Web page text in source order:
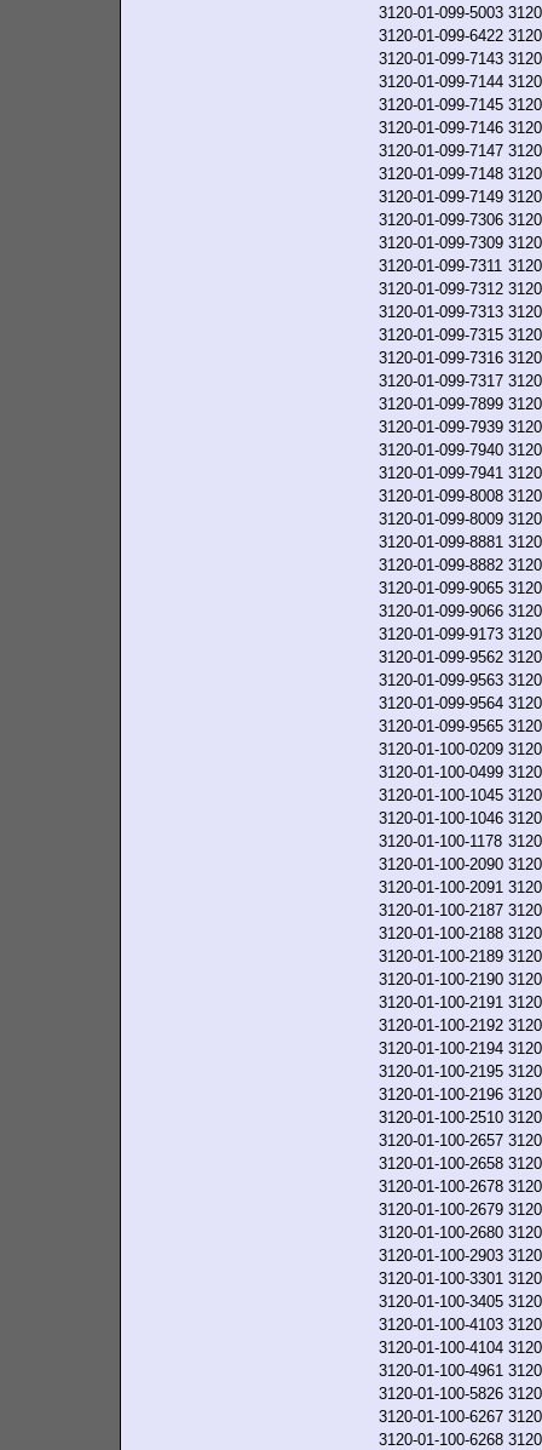
3120-01-099-5003
3120-01-099-6422
3120-01-099-7143
3120-01-099-7144
3120-01-099-7145
3120-01-099-7146
3120-01-099-7147
3120-01-099-7148
3120-01-099-7149
3120-01-099-7306
3120-01-099-7309
3120-01-099-7311
3120-01-099-7312
3120-01-099-7313
3120-01-099-7315
3120-01-099-7316
3120-01-099-7317
3120-01-099-7899
3120-01-099-7939
3120-01-099-7940
3120-01-099-7941
3120-01-099-8008
3120-01-099-8009
3120-01-099-8881
3120-01-099-8882
3120-01-099-9065
3120-01-099-9066
3120-01-099-9173
3120-01-099-9562
3120-01-099-9563
3120-01-099-9564
3120-01-099-9565
3120-01-100-0209
3120-01-100-0499
3120-01-100-1045
3120-01-100-1046
3120-01-100-1178
3120-01-100-2090
3120-01-100-2091
3120-01-100-2187
3120-01-100-2188
3120-01-100-2189
3120-01-100-2190
3120-01-100-2191
3120-01-100-2192
3120-01-100-2194
3120-01-100-2195
3120-01-100-2196
3120-01-100-2510
3120-01-100-2657
3120-01-100-2658
3120-01-100-2678
3120-01-100-2679
3120-01-100-2680
3120-01-100-2903
3120-01-100-3301
3120-01-100-3405
3120-01-100-4103
3120-01-100-4104
3120-01-100-4961
3120-01-100-5826
3120-01-100-6267
3120-01-100-6268